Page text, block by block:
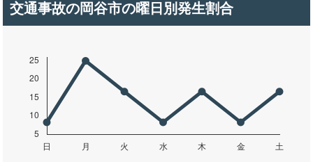
交通事故の岡谷市の曜日別発生割合